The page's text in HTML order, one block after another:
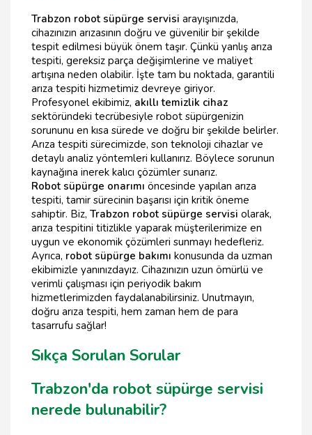
Trabzon robot süpürge servisi arayışınızda,
cihazınızın arızasının doğru ve güvenilir bir şekilde
tespit edilmesi büyük önem taşır. Çünkü yanlış arıza
tespiti, gereksiz parça değişimlerine ve maliyet
artışına neden olabilir. İşte tam bu noktada, garantili
arıza tespiti hizmetimiz devreye giriyor.
Profesyonel ekibimiz, akıllı temizlik cihaz
sektöründeki tecrübesiyle robot süpürgenizin
sorununu en kısa sürede ve doğru bir şekilde belirler.
Arıza tespiti sürecimizde, son teknoloji cihazlar ve
detaylı analiz yöntemleri kullanırız. Böylece sorunun
kaynağına inerek kalıcı çözümler sunarız.
Robot süpürge onarımı öncesinde yapılan arıza
tespiti, tamir sürecinin başarısı için kritik öneme
sahiptir. Biz, Trabzon robot süpürge servisi olarak,
arıza tespitini titizlikle yaparak müşterilerimize en
uygun ve ekonomik çözümleri sunmayı hedefleriz.
Ayrıca, robot süpürge bakımı konusunda da uzman
ekibimizle yanınızdayız. Cihazınızın uzun ömürlü ve
verimli çalışması için periyodik bakım
hizmetlerimizden faydalanabilirsiniz. Unutmayın,
doğru arıza tespiti, hem zaman hem de para
tasarrufu sağlar!
Sıkça Sorulan Sorular
Trabzon'da robot süpürge servisi
nerede bulunabilir?